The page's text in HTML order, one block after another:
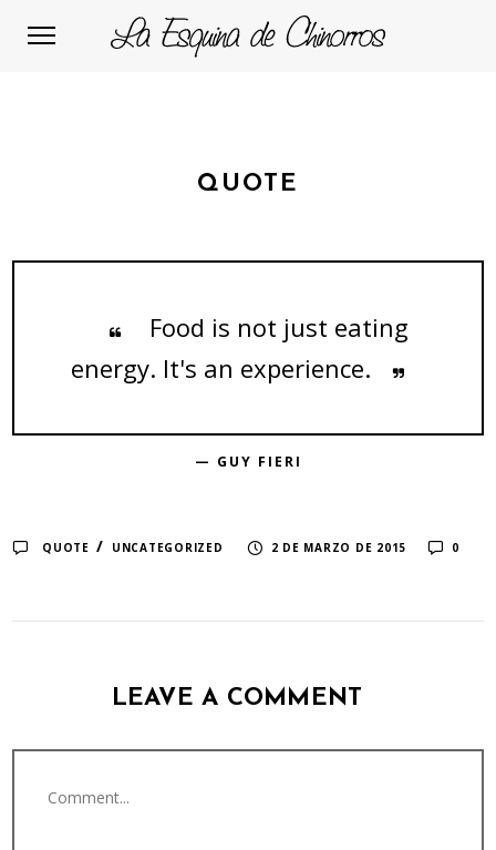
QUOTE
Food is not just eating
energy. It's an experience.
— GUY FIERI
QUOTE / UNCATEGORIZED 2 DE MARZO DE 2015 0
LEAVE A COMMENT